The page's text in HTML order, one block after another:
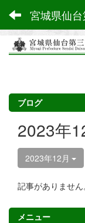
宮城県仙
ブログ
2023年
2023年12月
記事がありません。
メニュー